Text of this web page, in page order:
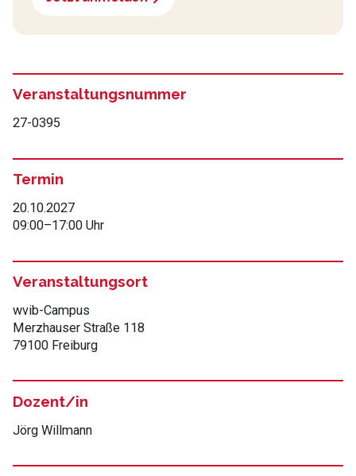
Veranstaltungsnummer
27-0395
Termin
20.10.2027
09:00–17:00 Uhr
Veranstaltungsort
wvib-Campus
Merzhauser Straße 118
79100 Freiburg
Dozent/in
Jörg Willmann